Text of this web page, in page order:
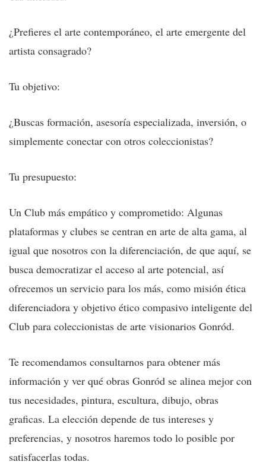
¿Prefieres el arte contemporáneo, el arte emergente del
artista consagrado?
Tu objetivo:
¿Buscas formación, asesoría especializada, inversión, o
simplemente conectar con otros coleccionistas?
Tu presupuesto:
Un Club más empático y comprometido: Algunas
plataformas y clubes se centran en arte de alta gama, al
igual que nosotros con la diferenciación, de que aquí, se
busca democratizar el acceso al arte potencial, así
ofrecemos un servicio para los más, como misión ética
diferenciadora y objetivo ético compasivo inteligente del
Club para coleccionistas de arte visionarios Gonród.
Te recomendamos consultarnos para obtener más
información y ver qué obras Gonród se alinea mejor con
tus necesidades, pintura, escultura, dibujo, obras
graficas. La elección depende de tus intereses y
preferencias, y nosotros haremos todo lo posible por
satisfacerlas todas.